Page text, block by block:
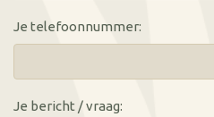
Je telefoonnummer:
Je bericht / vraag: